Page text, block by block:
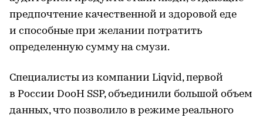
предпочтение качественной и здоровой еде
и способные при желании потратить
определенную сумму на смузи.
Специалисты из компании Liqvid, первой
в России DooH SSP, объединили большой объем
данных, что позволило в режиме реального